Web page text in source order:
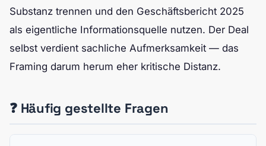
Substanz trennen und den Geschäftsbericht 2025
als eigentliche Informationsquelle nutzen. Der Deal
selbst verdient sachliche Aufmerksamkeit — das
Framing darum herum eher kritische Distanz.
❓ Häufig gestellte Fragen